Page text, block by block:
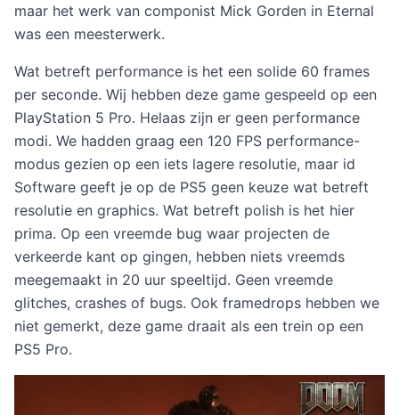
maar het werk van componist Mick Gorden in Eternal
was een meesterwerk.
Wat betreft performance is het een solide 60 frames
per seconde. Wij hebben deze game gespeeld op een
PlayStation 5 Pro. Helaas zijn er geen performance
modi. We hadden graag een 120 FPS performance-
modus gezien op een iets lagere resolutie, maar id
Software geeft je op de PS5 geen keuze wat betreft
resolutie en graphics. Wat betreft polish is het hier
prima. Op een vreemde bug waar projecten de
verkeerde kant op gingen, hebben niets vreemds
meegemaakt in 20 uur speeltijd. Geen vreemde
glitches, crashes of bugs. Ook framedrops hebben we
niet gemerkt, deze game draait als een trein op een
PS5 Pro.